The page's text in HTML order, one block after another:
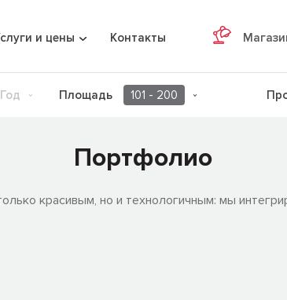
и цены Контакты
Год Площадь 101 - 200
Портфолио
красивым, но и технологичным: мы